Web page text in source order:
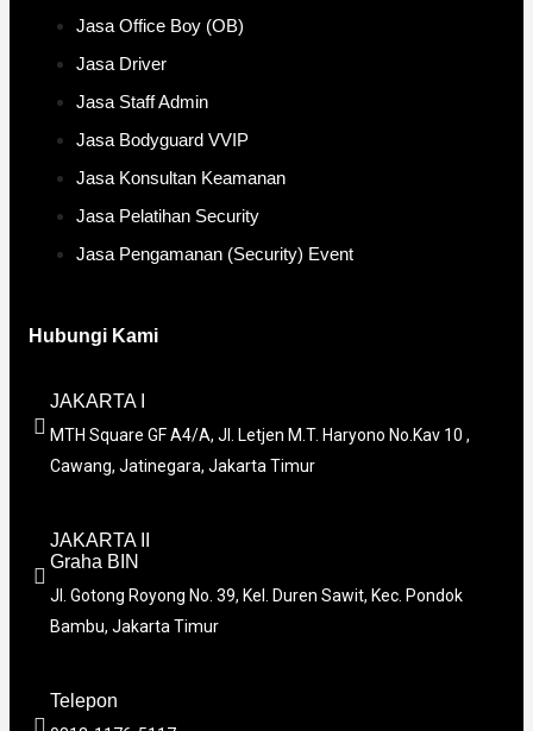
Jasa Office Boy (OB)
Jasa Driver
Jasa Staff Admin
Jasa Bodyguard VVIP
Jasa Konsultan Keamanan
Jasa Pelatihan Security
Jasa Pengamanan (Security) Event
Hubungi Kami
JAKARTA I
MTH Square GF A4/A, Jl. Letjen M.T. Haryono No.Kav 10 ,
Cawang, Jatinegara, Jakarta Timur
JAKARTA II
Graha BIN
Jl. Gotong Royong No. 39, Kel. Duren Sawit, Kec. Pondok
Bambu, Jakarta Timur
Telepon